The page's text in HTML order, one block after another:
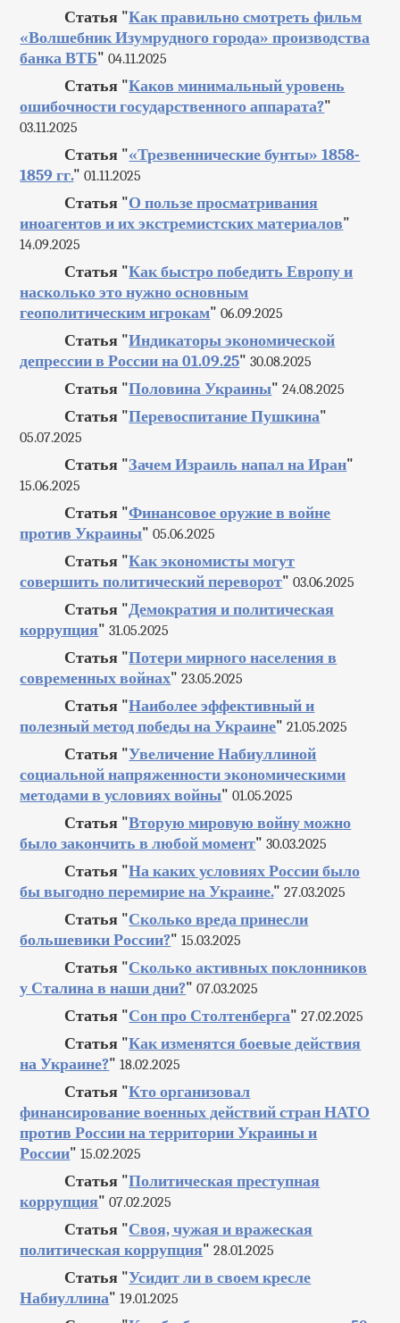
Статья "Как правильно смотреть фильм
«Волшебник Изумрудного города» производства
банка ВТБ" 04.11.2025
Статья "Каков минимальный уровень
ошибочности государственного аппарата?"
03.11.2025
Статья "«Трезвеннические бунты» 1858-
1859 гг." 01.11.2025
Статья "О пользе просматривания
иноагентов и их экстремистских материалов"
14.09.2025
Статья "Как быстро победить Европу и
насколько это нужно основным
геополитическим игрокам" 06.09.2025
Статья "Индикаторы экономической
депрессии в России на 01.09.25" 30.08.2025
Статья "Половина Украины" 24.08.2025
Статья "Перевоспитание Пушкина"
05.07.2025
Статья "Зачем Израиль напал на Иран"
15.06.2025
Статья "Финансовое оружие в войне
против Украины" 05.06.2025
Статья "Как экономисты могут
совершить политический переворот" 03.06.2025
Статья "Демократия и политическая
коррупция" 31.05.2025
Статья "Потери мирного населения в
современных войнах" 23.05.2025
Статья "Наиболее эффективный и
полезный метод победы на Украине" 21.05.2025
Статья "Увеличение Набиуллиной
социальной напряженности экономическими
методами в условиях войны" 01.05.2025
Статья "Вторую мировую войну можно
было закончить в любой момент" 30.03.2025
Статья "На каких условиях России было
бы выгодно перемирие на Украине." 27.03.2025
Статья "Сколько вреда принесли
большевики России?" 15.03.2025
Статья "Сколько активных поклонников
у Сталина в наши дни?" 07.03.2025
Статья "Сон про Столтенберга" 27.02.2025
Статья "Как изменятся боевые действия
на Украине?" 18.02.2025
Статья "Кто организовал
финансирование военных действий стран НАТО
против России на территории Украины и
России" 15.02.2025
Статья "Политическая преступная
коррупция" 07.02.2025
Статья "Своя, чужая и вражеская
политическая коррупция" 28.01.2025
Статья "Усидит ли в своем кресле
Набиуллина" 19.01.2025